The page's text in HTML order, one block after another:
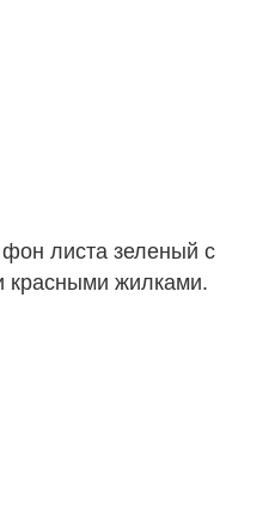
листа зеленый с
красными жилками.